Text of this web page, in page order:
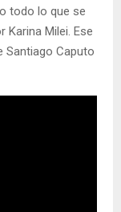
todo lo que se
Karina Milei. Ese
Santiago Caputo